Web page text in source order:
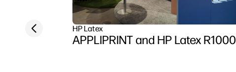
HP Latex
APPLIPRINT and HP Latex R1000
Previous slide